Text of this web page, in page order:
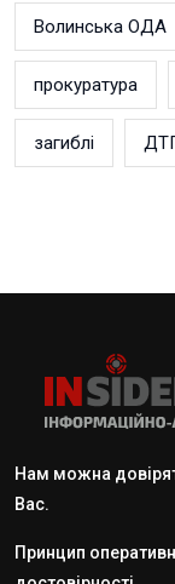
Волинська ОДА
прокуратура
загиблі
Нам можна
Вас.
Принцип